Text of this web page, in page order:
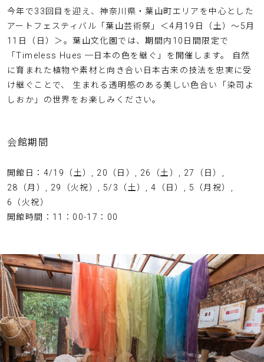
今年で33回目を迎え、神奈川県・葉山町エリアを中心とした
アートフェスティバル「葉山芸術祭」＜4月19日（土）〜5月
11日（日）＞。葉山文化園では、期間内10日間限定で
「Timeless Hues ─日本の色を継ぐ」を開催します。 自然
に育まれた植物や素材と向き合い日本古来の技法を忠実に受
け継ぐことで、 生まれる透明感のある美しい色合い「染司よ
しおか」の世界をお楽しみください。
会館期間
開館日：4/19（土）, 20（日）, 26（土）, 27（日）,
28（月）, 29（火祝）, 5/3（土）, 4（日）, 5（月祝）,
6（火祝）
開館時間：11：00-17：00